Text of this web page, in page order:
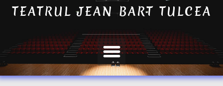
TEATRUL JEAN BART TULCEA